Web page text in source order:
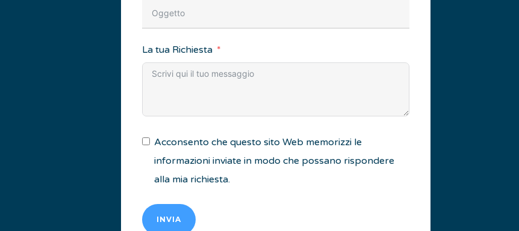
La tua Richiesta
Acconsento che questo sito Web memorizzi le
informazioni inviate in modo che possano rispondere
alla mia richiesta.
INVIA